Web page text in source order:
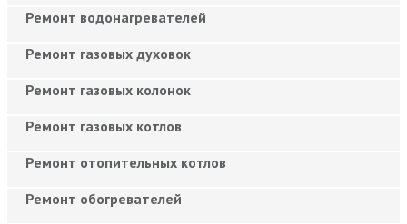
Ремонт водонагревателей
Ремонт газовых духовок
Ремонт газовых колонок
Ремонт газовых котлов
Ремонт отопительных котлов
Ремонт обогревателей